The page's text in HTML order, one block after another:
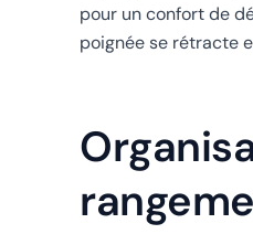
pour un confort de
poignée se rétracte